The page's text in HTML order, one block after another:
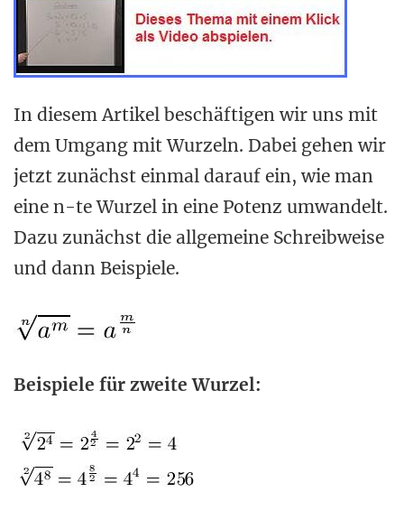
In diesem Artikel beschäftigen wir uns mit
dem Umgang mit Wurzeln. Dabei gehen wir
jetzt zunächst einmal darauf ein, wie man
eine n-te Wurzel in eine Potenz umwandelt.
Dazu zunächst die allgemeine Schreibweise
und dann Beispiele.
Beispiele für zweite Wurzel: